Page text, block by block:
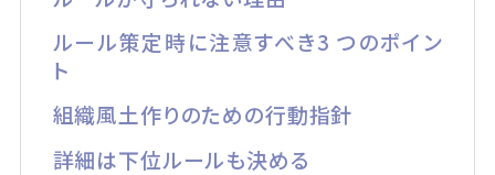
ルール策定時に注意すべき3 つのポイン
ト
組織風土作りのための行動指針
詳細は下位ルールも決める